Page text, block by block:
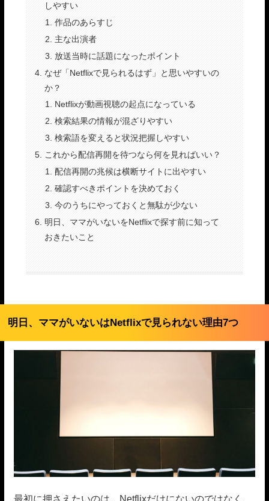
しやすい
作品のあらすじ
主な出演者
放送当時に話題になったポイント
なぜ「Netflixで見られるはず」と思いやすいの
か？
Netflixが動画視聴の起点になっている
検索結果の情報が混ざりやすい
検索語を変えると状況把握しやすい
これから配信再開を待つなら何を見ればいい？
配信再開の兆候は横断サイトに出やすい
確認すべきポイントを決めておく
今のうちにやっておくと無駄が少ない
明日、ママがいないをNetflixで探す前に知って
おきたいこと
明日、ママがいないはNetflixで見られない理由7つ
最初に押さえたいのは、Netflixだけにないのではなく、